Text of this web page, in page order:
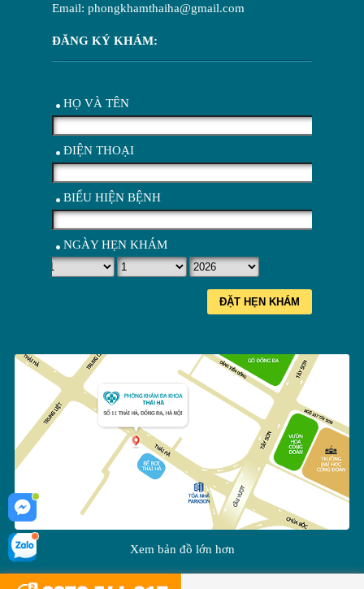
Email: phongkhamthaiha@gmail.com
ĐĂNG KÝ KHÁM:
HỌ VÀ TÊN
ĐIỆN THOẠI
BIỂU HIỆN BỆNH
NGÀY HẸN KHÁM
ĐẶT HẸN KHÁM
Xem bản đồ lớn hơn